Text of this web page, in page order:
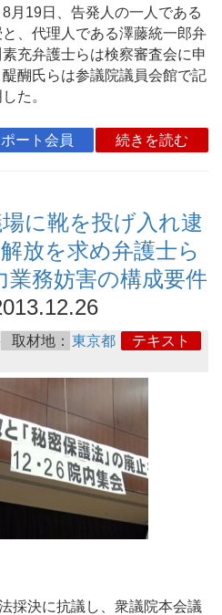
月19日、告発人の一人である
、代理人である澤藤統一郎弁
充弁護士らは検察審査会に申
醐氏らは参議院議員会館で記
た。
ート会員 続きを読む
場に靴を投げ入れ逮
放を求め弁護士ら
業務妨害の構成要件
取材地： 東京都
テキスト
採決に抗議し、衆議院本会議